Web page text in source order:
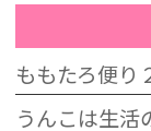
ももたろ便り
うんこは生活